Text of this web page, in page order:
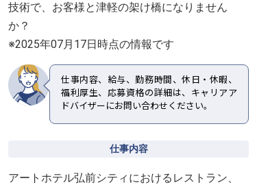
技術で、お客様と津軽の架け橋になりません
か？
※2025年07月17日時点の情報です
仕事内容、給与、勤務時間、休日・休暇、
福利厚生、応募資格の詳細は、キャリアア
ドバイザーにお問い合わせください。
仕事内容
アートホテル弘前シティにおけるレストラン、